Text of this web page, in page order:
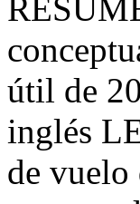
útil de
inglés
de vuelo